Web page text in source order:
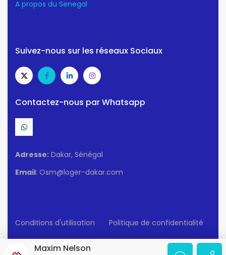
A propos du Senegal
Suivez-nous sur les réseaux Sociaux
Contactez-nous par Whatsapp
Adresse: Dakar, Sénégal
Email: Osm@loger-dakar.com
Conditions d'utilisation Politique de confidentialité
© 2025 Loger-Dakar. Tous Droits Réservés.
Maxim Nelson